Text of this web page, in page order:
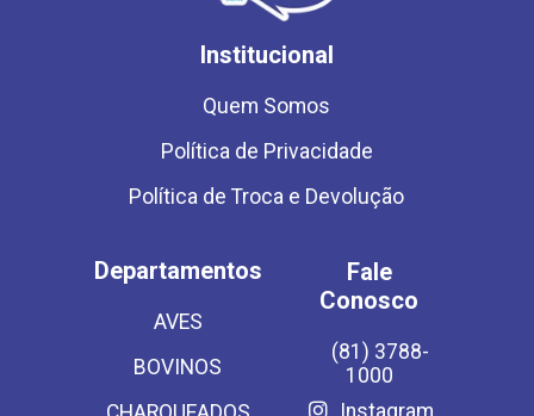
Institucional
Quem Somos
Política de Privacidade
Política de Troca e Devolução
Departamentos
AVES
BOVINOS
Fale
Conosco
(81) 3788-
1000
Instagram